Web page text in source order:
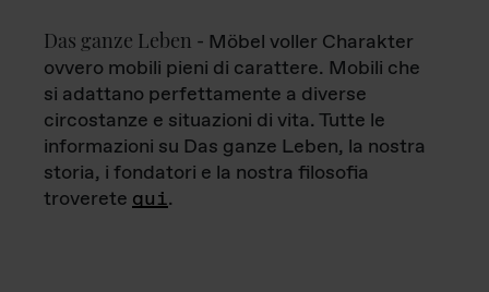
Das ganze Leben - Möbel voller Charakter
ovvero mobili pieni di carattere. Mobili che
si adattano perfettamente a diverse
circostanze e situazioni di vita. Tutte le
informazioni su Das ganze Leben, la nostra
storia, i fondatori e la nostra filosofia
troverete qui.